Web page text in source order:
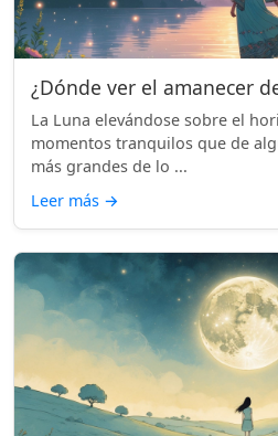
¿Dónde ver el amanecer
La Luna elevándose sobre el
momentos tranquilos que de
más grandes de lo ...
Leer más →